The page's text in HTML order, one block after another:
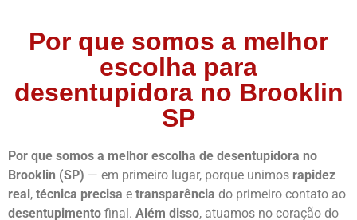
Por que somos a melhor
escolha para
desentupidora no Brooklin
SP
Por que somos a melhor escolha de desentupidora no
Brooklin (SP) — em primeiro lugar, porque unimos rapidez
real, técnica precisa e transparência do primeiro contato ao
desentupimento final. Além disso, atuamos no coração do